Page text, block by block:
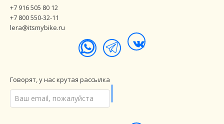
+7 916 505 80 12
+7 800 550-32-11
lera@itsmybike.ru
Говорят, у нас крутая рассылка